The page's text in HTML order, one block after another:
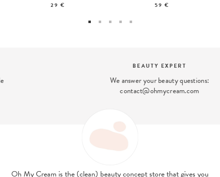
29 € 59 €
BEAUTY EXPERT
We answer your beauty questions:
contact@ohmycream.com
Oh My Cream is the (clean) beauty concept store that gives you